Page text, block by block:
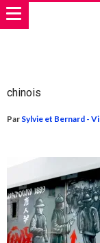
chinois
Par Sylvie et Bernard -